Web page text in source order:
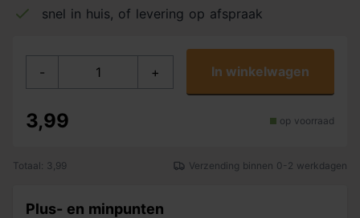
snel in huis, of levering op afspraak
- + In winkelwagen
3,99 op voorraad
Totaal: 3,99 Verzending binnen 0-2 werkdagen
Plus- en minpunten